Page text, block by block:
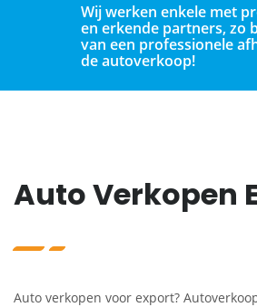
Wij werken enkele met
en erkende partners, zo
van een professionele
de autoverkoop!
Auto Verkopen
Auto verkopen voor export?